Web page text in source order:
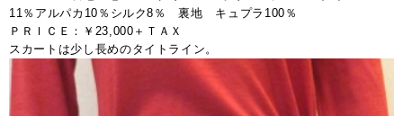
11％アルパカ10％シルク8％ 裏地 キュプラ100％
ＰＲＩＣＥ：￥23,000＋ＴＡＸ
スカートは少し長めのタイトライン。